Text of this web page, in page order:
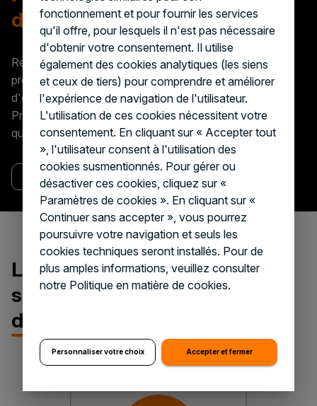
d'offres pour +50 produits !
Reprises en volume : pour une reprise efficace de 50
produits ou plus, optez pour notre processus d'appels
d'offres.
Profitez d'un service sur-mesure adapté aux grandes
quantités pour simplifier et optimiser vos démarches.
Lancer votre appel d'offres
La reprise de chaque
smartphone permet
d'économiser
fonctionnement et pour fournir les services
qu'il offre, pour lesquels il n'est pas nécessaire
d'obtenir votre consentement. Il utilise
également des cookies analytiques (les siens
et ceux de tiers) pour comprendre et améliorer
l'expérience de navigation de l'utilisateur.
L'utilisation de ces cookies nécessitent votre
consentement. En cliquant sur « Accepter tout
», l'utilisateur consent à l'utilisation des
cookies susmentionnés. Pour gérer ou
désactiver ces cookies, cliquez sur «
Paramètres de cookies ». En cliquant sur «
Continuer sans accepter », vous pourrez
poursuivre votre navigation et seuls les
cookies techniques seront installés. Pour de
plus amples informations, veuillez consulter
notre Politique en matière de cookies.
Personnaliser votre choix Accepter et fermer